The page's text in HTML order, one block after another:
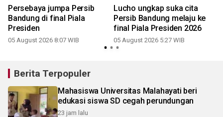
Persebaya jumpa Persib
Bandung di final Piala
Presiden
05 August 2026 8:07 WIB
Lucho ungkap suka cita
Persib Bandung melaju ke
final Piala Presiden 2026
05 August 2026 5:27 WIB
Berita Terpopuler
Mahasiswa Universitas Malahayati beri
edukasi siswa SD cegah perundungan
23 jam lalu